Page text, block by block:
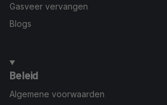
Gasveer vervangen
Blogs
Beleid
Algemene voorwaarden